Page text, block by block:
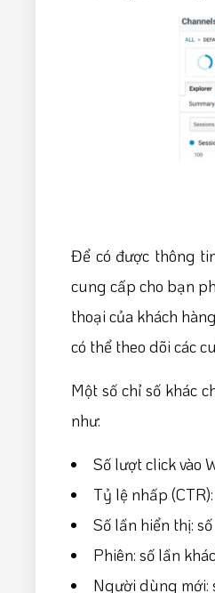
Để có được thông
cung cấp cho bạn
thoại của khách
có thể theo dõi các
Một số chỉ số khác
như:
Số lượt click vào
Tỷ lệ nhấp
Số lần hiển thị:
Phiên: số lần
Người dùng mới: